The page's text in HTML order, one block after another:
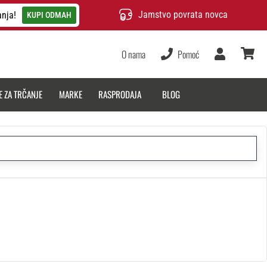
KUPI ODMAH Jamstvo povrata novca
O nama Pomoć
Korisnik
ZA TRČANJE MARKE RASPRODAJA BLOG